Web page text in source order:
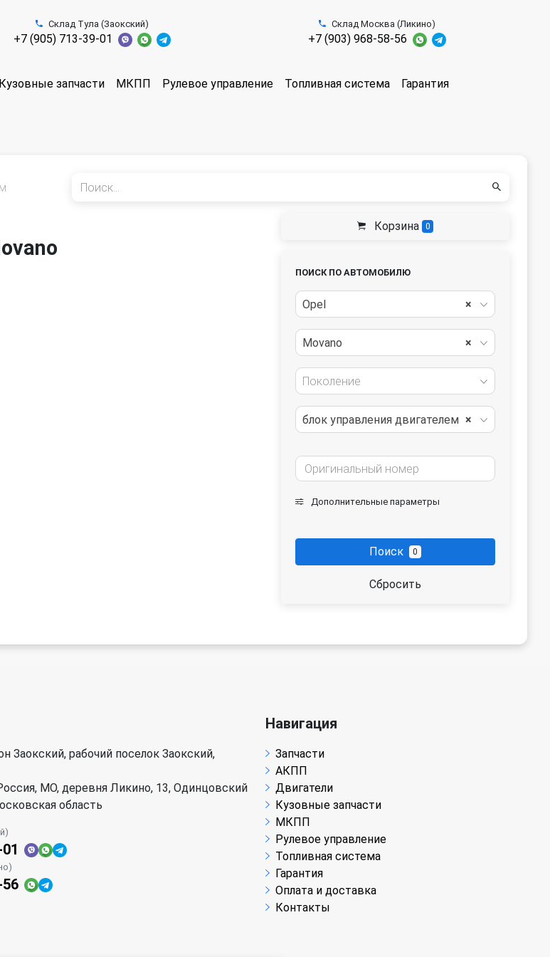
Склад Тула (Заокский)
+7 (905) 713-39-01
Склад Москва (Ликино)
+7 (903) 968-58-56
Кузовные запчасти МКПП Рулевое управление Топливная система Гарантия
Корзина 0
ПОИСК ПО АВТОМОБИЛЮ
×
Opel
×
Movano
Поколение
×
блок управления двигателем
Дополнительные параметры
Поиск 0
Сбросить
Заокский, рабочий поселок Заокский,
МО, деревня Ликино, 13, Одинцовский
область
Навигация
Запчасти
АКПП
Двигатели
Кузовные запчасти
МКПП
Рулевое управление
Топливная система
Гарантия
Оплата и доставка
Контакты